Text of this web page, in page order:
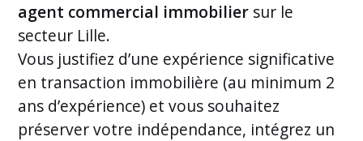
agent commercial immobilier sur le
secteur Lille.
Vous justifiez d’une expérience significative
en transaction immobilière (au minimum 2
ans d’expérience) et vous souhaitez
préserver votre indépendance, intégrez un